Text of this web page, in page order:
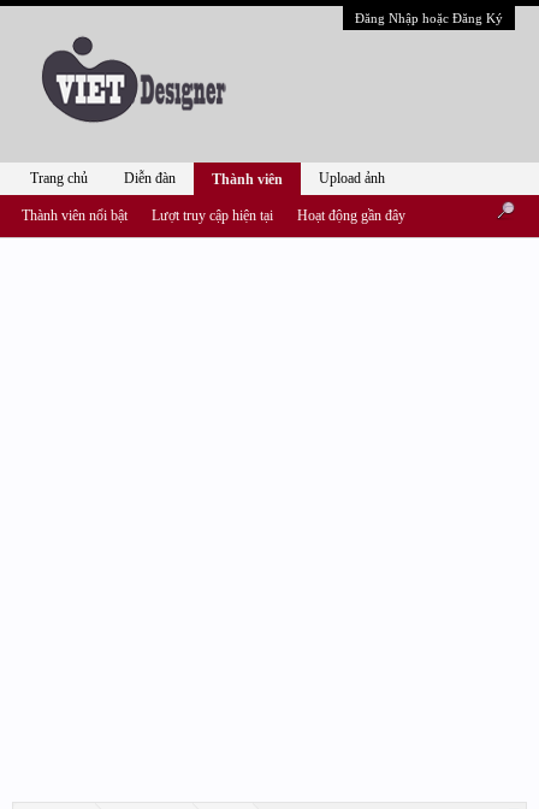
Đăng Nhập hoặc Đăng Ký
Trang chủ Diễn đàn Thành viên
Thành viên nổi bật Lượt truy cập hiện tại Hoạt động gần đây
Upload ảnh